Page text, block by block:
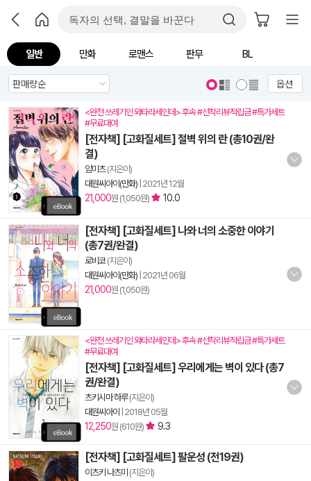
일반 만화 로맨스 판무 BL
옵션
<완전 쓰레기인 와타라세인데> 후속 #선착리뷰적립금 #특가세트
#무료대여
[전자책] [고화질세트] 절벽 위의 란 (총10권/완
결)
암미츠(지은이)
대원씨아이(만화) 2021년 12월
21,000원 (1,050원) 10.0
[전자책] [고화질세트] 나와 너의 소중한 이야기
(총7권/완결)
로비코(지은이)
대원씨아이(만화) 2021년 06월
21,000원 (1,050원)
<완전 쓰레기인 와타라세인데> 후속 #선착리뷰적립금 #특가세트
#무료대여
[전자책] [고화질세트] 우리에게는 벽이 있다 (총7
권/완결)
츠키시마 하루(지은이)
대원씨아이
2018년 05월
12,250원 (610원) 9.3
[전자책] [고화질세트] 팔운성 (전19권)
이츠키 나츠미 (지은이)